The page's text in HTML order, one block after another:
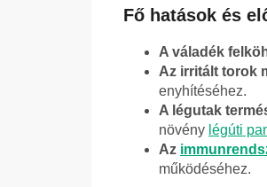
Fő hatások és
A váladék
Az irritált torok
enyhítéséhez.
A légutak
növény légúti
Az
működéséhez.